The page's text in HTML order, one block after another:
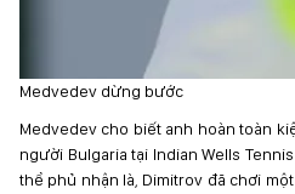
Medvedev dừng bước
Medvedev cho biết anh hoàn toàn
người Bulgaria tại Indian Wells
thể phủ nhận là, Dimitrov đã chơi